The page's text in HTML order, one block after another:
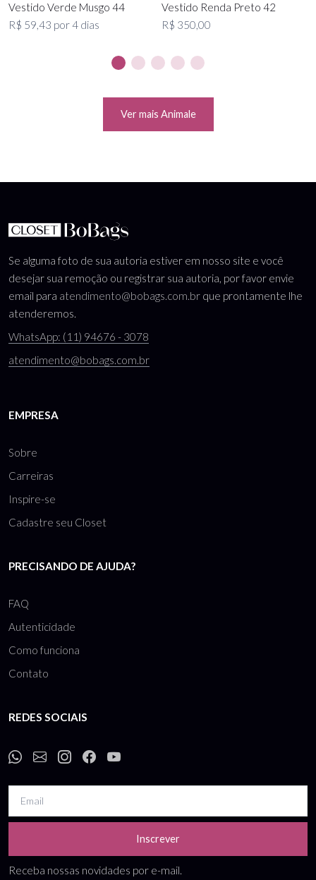
Vestido Verde Musgo 44
R$ 59,43 por 4 dias
Vestido Renda Preto 42
R$ 350,00
Ver mais Animale
Se alguma foto de sua autoria estiver em nosso site e você
desejar sua remoção ou registrar sua autoria, por favor envie
email para atendimento@bobags.com.br que prontamente lhe
atenderemos.
WhatsApp: (11) 94676 - 3078
atendimento@bobags.com.br
EMPRESA
Sobre
Carreiras
Inspire-se
Cadastre seu Closet
PRECISANDO DE AJUDA?
FAQ
Autenticidade
Como funciona
Contato
REDES SOCIAIS
Inscrever
Receba nossas novidades por e-mail.